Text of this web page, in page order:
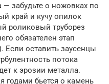
забудьте о ножовках по
край и кучу опилок
роликовый труборез
обязателен этап
Если оставить заусенцы
потока
к эрозии металла.
годами бьется о камень